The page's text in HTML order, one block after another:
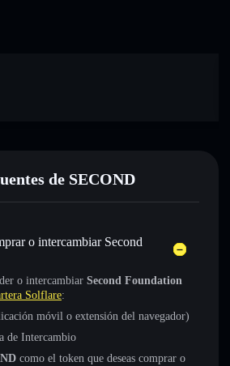
de SECOND
o intercambiar Second
o intercambiar Second Foundation
Solflare:
móvil o extensión del navegador)
de Intercambio
como el token que deseas comprar o